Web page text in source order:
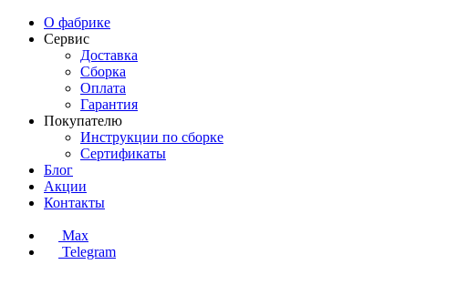
О фабрике
Сервис
Доставка
Сборка
Оплата
Гарантия
Покупателю
Инструкции по сборке
Сертификаты
Блог
Акции
Контакты
Max
Telegram